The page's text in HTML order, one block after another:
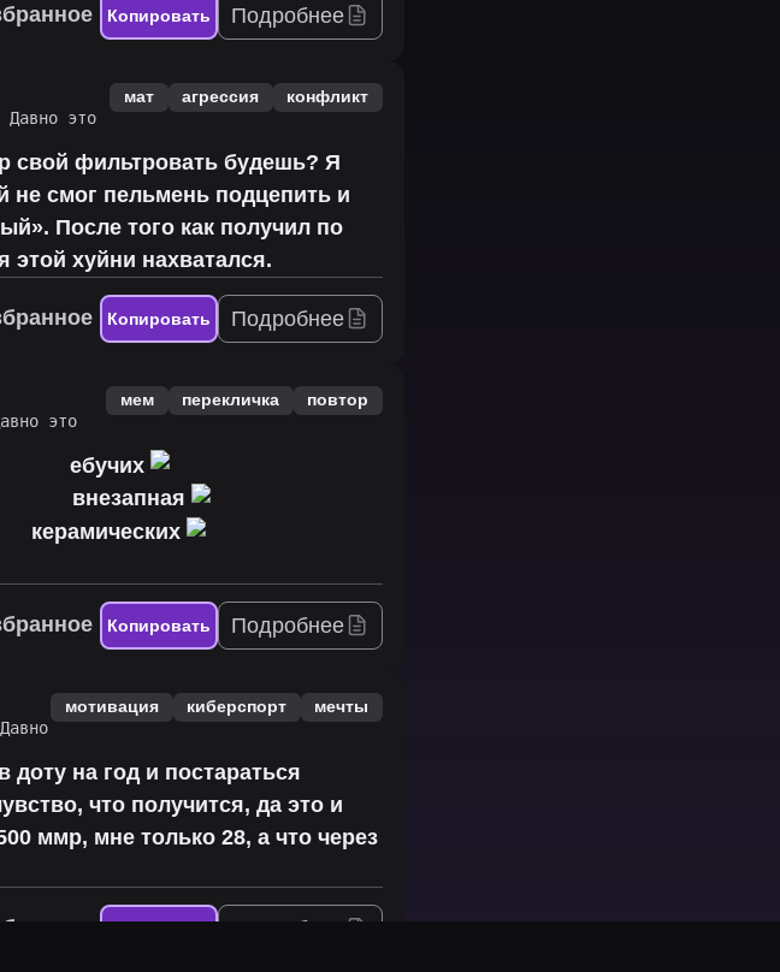
Копировать Подробнее
Давно это
мат агрессия конфликт
свой фильтровать будешь? Я
не смог пельмень подцепить и
После того как получил по
этой хуйни нахватался.
Копировать Подробнее
это
мем перекличка повтор
ебучих
внезапная
керамических
Копировать Подробнее
Давно
мотивация киберспорт мечты
доту на год и постараться
что получится, да это и
ммр, мне только 28, а что через
Копировать Подробнее